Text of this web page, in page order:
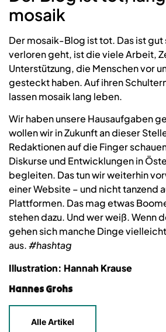
mosaik
Der mosaik-Blog ist tot. Das ist gut
verloren geht, ist die viele Arbeit,
Unterstützung, die Menschen vor
gesteckt haben. Auf ihren
lassen mosaik lang leben.
Wir haben unsere Hausaufgaben
wollen wir in Zukunft an dieser
Redaktionen auf die Finger
Diskurse und Entwicklungen in
begleiten. Das tun wir weiterhin
einer Website – und nicht tanzend
Plattformen. Das mag etwas
stehen dazu. Und wer weiß. Wenn
gehen sich manche Dinge
aus.#hashtag
Illustration: Hannah Krause
Hannes Grohs
Alle Artikel